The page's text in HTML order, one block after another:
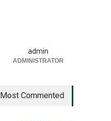
admin
ADMINISTRATOR
Most Commented